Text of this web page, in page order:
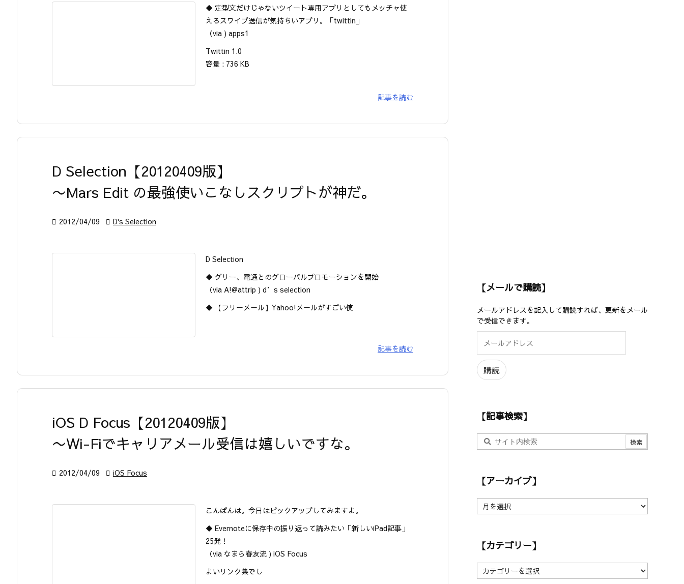
◆ 定型文だけじゃないツイート専用アプリとしてもメッチャ使
えるスワイプ送信が気持ちいアプリ。「twittin」
（via ) apps1
Twittin 1.0
容量 : 736 KB
記事を読む
D Selection【20120409版】
〜Mars Edit の最強使いこなしスクリプトが神だ。
 2012/04/09  D's Selection
D Selection
◆ グリー、電通とのグローバルプロモーションを開始
（via A!@attrip ) d’s selection
◆ 【フリーメール】Yahoo!メールがすごい使
記事を読む
iOS D Focus【20120409版】
〜Wi-Fiでキャリアメール受信は嬉しいですな。
 2012/04/09  iOS Focus
こんばんは。今日はピックアップしてみますよ。
◆ Evernoteに保存中の振り返って読みたい「新しいiPad記事」
25発！
（via なまら春友流 ) iOS Focus
よいリンク集でし
【メールで購読】
メールアドレスを記入して購読すれば、更新をメール
で受信できます。
ル
ア
ド
購読
【記事検索】
【アーカイブ】
ア
イ
】
【カテゴリー】
【
カ